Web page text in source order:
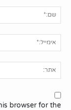
browser for the